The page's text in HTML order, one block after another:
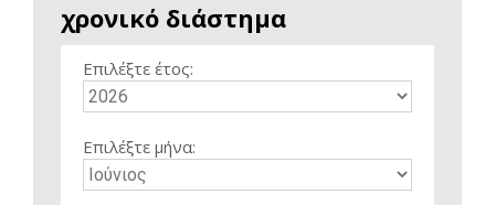
χρονικό διάστημα
Επιλέξτε έτος:
Επιλέξτε μήνα: